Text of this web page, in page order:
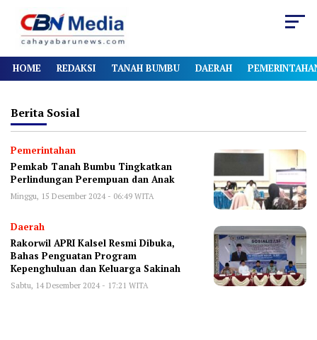
HOME REDAKSI TANAH BUMBU DAERAH
Berita Sosial
Pemerintahan
Pemkab Tanah Bumbu Tingkatkan
Perlindungan Perempuan dan Anak
Minggu, 15 Desember 2024 - 06:49 WITA
Daerah
Rakorwil APRI Kalsel Resmi Dibuka,
Bahas Penguatan Program
Kepenghuluan dan Keluarga Sakinah
Sabtu, 14 Desember 2024 - 17:21 WITA